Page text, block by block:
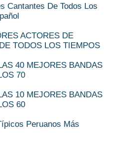
Cantantes De Todos Los
ACTORES DE
TODOS LOS TIEMPOS
40 MEJORES BANDAS
70
10 MEJORES BANDAS
60
Peruanos Más